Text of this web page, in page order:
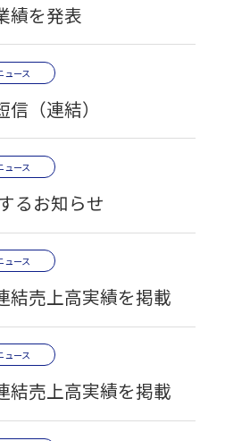
績を発表
ュース
（連結）
ュース
るお知らせ
ュース
結売上高実績を掲載
ュース
結売上高実績を掲載